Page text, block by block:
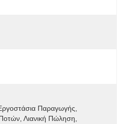
Παραγωγής,
Λιανική Πώληση,